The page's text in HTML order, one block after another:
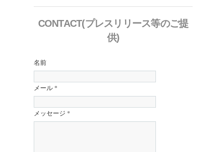
CONTACT(プレスリリース等のご提
供)
名前
メール *
メッセージ *